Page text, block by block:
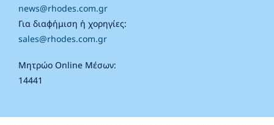
news@rhodes.com.gr
Για διαφήμιση ή χορηγίες:
sales@rhodes.com.gr
Μητρώο Online Μέσων:
14441